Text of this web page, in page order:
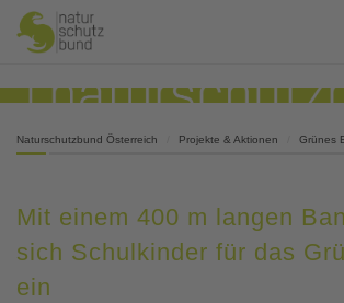
Naturschutzbund Österreich Projekte & Aktionen Grünes
Mit einem 400 m langen
sich Schulkinder für das
ein